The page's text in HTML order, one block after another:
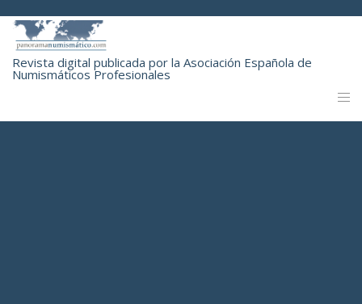
Revista digital publicada por la Asociación Española de
Numismáticos Profesionales